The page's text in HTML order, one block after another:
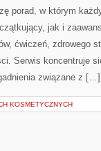
porad, w którym
jak i
ćwiczeń, zdrowego
Serwis koncentruje
związane z […]
KOSMETYCZNYCH